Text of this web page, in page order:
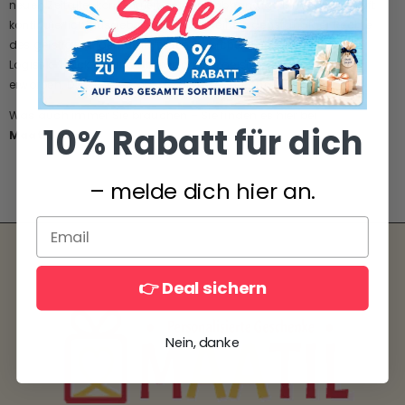
neuen Zeitalter konzentriert, seine unabhängige Innovationskraft
kontinuierlich ausgebaut und eine Reihe eigenständiger Rechte
des geistigen Eigentums in den Bereichen Lagerverwaltung,
Logistik-Tracking und Überwachung geistigen Eigentums
erworben. Dies basiert auf modernster Technologie.
Was auch immer Sie brauchen – Sie finden es hier bei
Maatil.com.
10% Rabatt für dich
– melde dich hier an.
👉 Deal sichern
Nein, danke